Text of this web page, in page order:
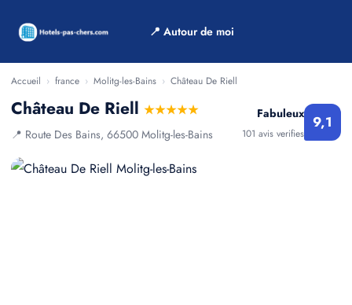
📍 Autour de moi
Accueil › france › Molitg-les-Bains › Château De Riell
Château De Riell ★★★★★
📍 Route Des Bains, 66500 Molitg-les-Bains
Fabuleux
101 avis verifies
9,1